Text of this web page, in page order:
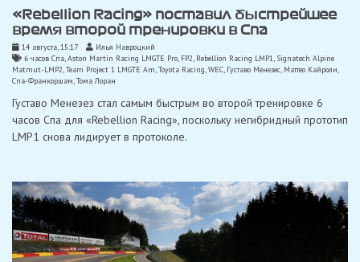
«Rebellion Racing» поставил быстрейшее
время второй тренировки в Спа
14 августа, 15:17
Илья Навроцкий
6 часов Спа,Aston Martin Racing LMGTE Pro, FP2, Rebellion Racing LMP1, Signatech Alpine
Matmut-LMP2,Team Project 1 LMGTE Am,Toyota Racing,WEC, Густаво Менезес, Маттео Кайроли
Спа-Франкоршам,Тома Лоран
Густаво Менезез стал самым быстрым во второй тренировке 6
часов Спа для «Rebellion Racing», поскольку негибридный прототип
LMP1 снова лидирует в протоколе.